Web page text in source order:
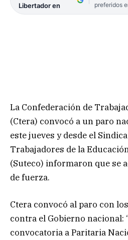
Libertador en
preferidos
La Confederación de
(Ctera) convocó a un paro
este jueves y desde el
Trabajadores de la
(Suteco) informaron que se
de fuerza.
Ctera convocó al paro con
contra el Gobierno nacional:
convocatoria a Paritaria